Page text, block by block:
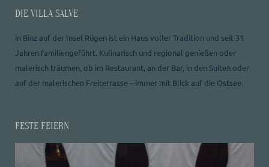
DIE VILLA SALVE
in Binz auf der Insel Rügen ist ein Haus voller Tradition und seit 31
Jahren familiengeführt. Kulinarisch und regional genießen oder
malerisch träumen, ob im Restaurant, an der Bar, in den Suiten oder
auf der malerischen Freiterrasse – immer mit Blick auf die Ostsee.
FESTE FEIERN